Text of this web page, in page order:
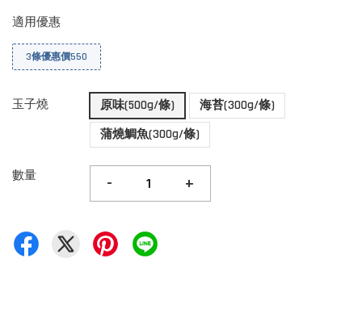
適用優惠
3條優惠價550
玉子燒 原味(500g/條)
海苔(300g/條)
蒲燒鯛魚(300g/條)
數量 - +